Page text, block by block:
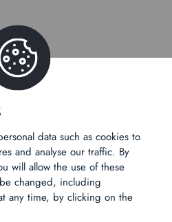
data such as cookies to
and analyse our traffic. By
will allow the use of these
changed, including
any time, by clicking on the